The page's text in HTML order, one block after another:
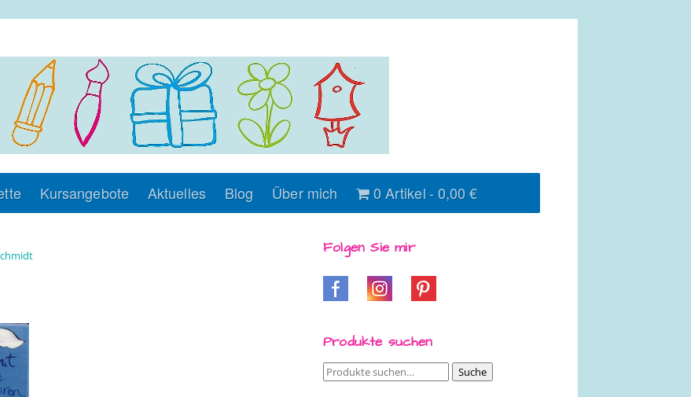
Kursangebote Aktuelles Blog Über mich 0 Artikel 0,00 €
Folgen Sie mir
Produkte suchen
Suche
Suche